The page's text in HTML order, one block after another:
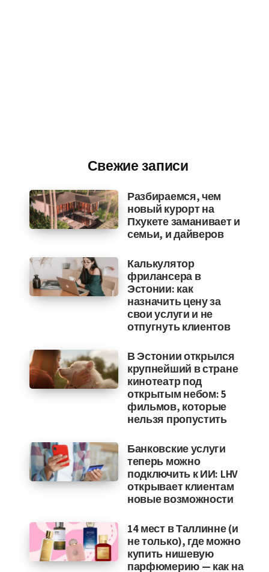
Свежие записи
Разбираемся, чем
новый курорт на
Пхукете заманивает и
семьи, и дайверов
Калькулятор
фрилансера в
Эстонии: как
назначить цену за
свои услуги и не
отпугнуть клиентов
В Эстонии открылся
крупнейший в стране
кинотеатр под
открытым небом: 5
фильмов, которые
нельзя пропустить
Банковские услуги
теперь можно
подключить к ИИ: LHV
открывает клиентам
новые возможности
14 мест в Таллинне (и
не только), где можно
купить нишевую
парфюмерию — как на